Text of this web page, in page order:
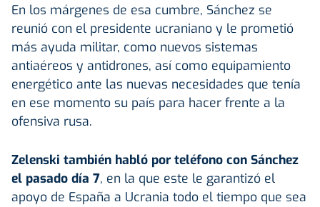
En los márgenes de esa cumbre, Sánchez se
reunió con el presidente ucraniano y le prometió
más ayuda militar, como nuevos sistemas
antiaéreos y antidrones, así como equipamiento
energético ante las nuevas necesidades que tenía
en ese momento su país para hacer frente a la
ofensiva rusa.
Zelenski también habló por teléfono con Sánchez
el pasado día 7, en la que este le garantizó el
apoyo de España a Ucrania todo el tiempo que sea